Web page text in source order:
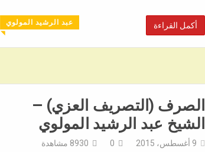
عبد الرشيد المولوي
◥
أكمل القراءة
الصرف (التصريف العزي) –
الشيخ عبد الرشيد المولوي
9 أغسطس، 2015 0
8930 مشاهدة